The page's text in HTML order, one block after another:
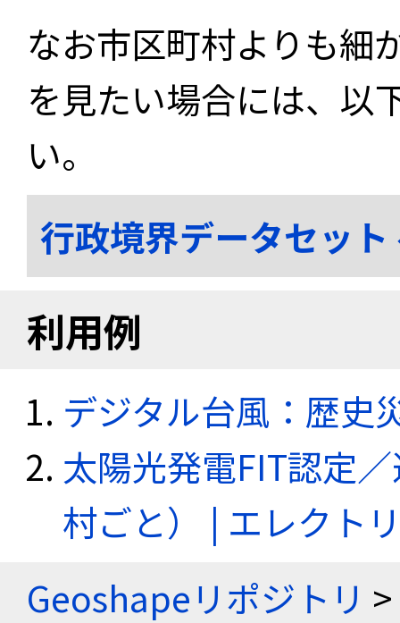
なお市区町村よりも細
を見たい場合には、以
い。
行政境界データセッ
利用例
デジタル台風：歴史
太陽光発電FIT認定
村ごと） | エレクト
Geoshapeリポジトリ >